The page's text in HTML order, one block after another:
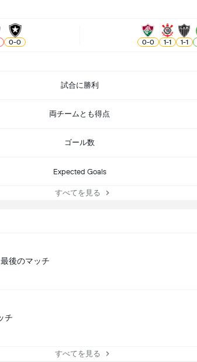
0-0 0-0 1-1 1-1
試合に勝利
両チームとも得点
ゴール数
Expected Goals
すべてを見る
後のマッチ
チ
すべてを見る